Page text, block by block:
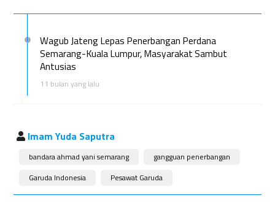
Wagub Jateng Lepas Penerbangan Perdana
Semarang-Kuala Lumpur, Masyarakat Sambut
Antusias
11 bulan yang lalu
Imam Yuda Saputra
bandara ahmad yani semarang
gangguan penerbangan
Garuda Indonesia
Pesawat Garuda